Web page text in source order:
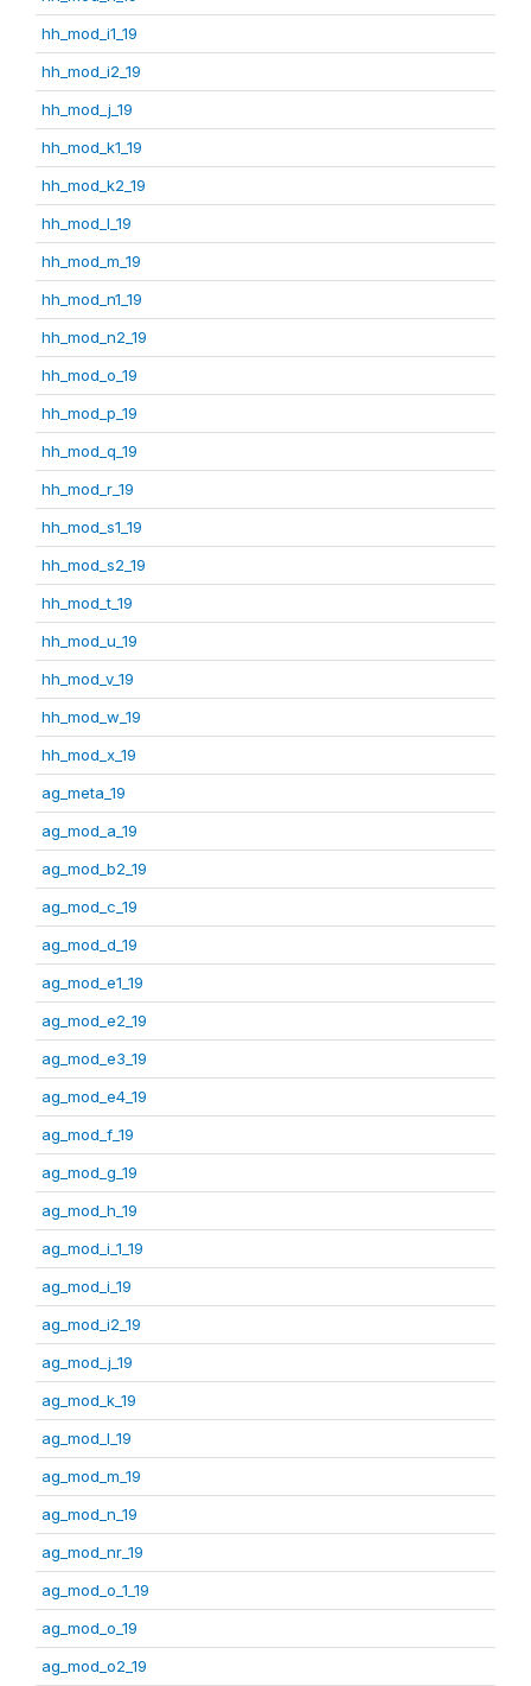
hh_mod_i1_19
hh_mod_i2_19
hh_mod_j_19
hh_mod_k1_19
hh_mod_k2_19
hh_mod_l_19
hh_mod_m_19
hh_mod_n1_19
hh_mod_n2_19
hh_mod_o_19
hh_mod_p_19
hh_mod_q_19
hh_mod_r_19
hh_mod_s1_19
hh_mod_s2_19
hh_mod_t_19
hh_mod_u_19
hh_mod_v_19
hh_mod_w_19
hh_mod_x_19
ag_meta_19
ag_mod_a_19
ag_mod_b2_19
ag_mod_c_19
ag_mod_d_19
ag_mod_e1_19
ag_mod_e2_19
ag_mod_e3_19
ag_mod_e4_19
ag_mod_f_19
ag_mod_g_19
ag_mod_h_19
ag_mod_i_1_19
ag_mod_i_19
ag_mod_i2_19
ag_mod_j_19
ag_mod_k_19
ag_mod_l_19
ag_mod_m_19
ag_mod_n_19
ag_mod_nr_19
ag_mod_o_1_19
ag_mod_o_19
ag_mod_o2_19